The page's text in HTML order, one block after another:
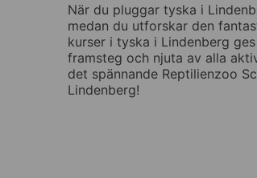
När du pluggar tyska i
medan du utforskar den
kurser i tyska i Lindenberg
framsteg och njuta av alla
det spännande Reptilienzoo
Lindenberg!